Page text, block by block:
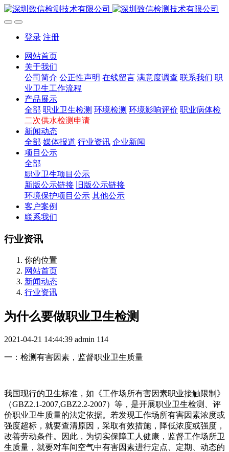
登录 注册
网站首页
关于我们
公司简介 公正性声明 在线留言 满意度调查 联系我们 职
业卫生工作流程
产品展示
全部 职业卫生检测 环境检测 环境影响评价 职业病体检
二次供水检测申请
新闻动态
全部 媒体报道 行业资讯 企业新闻
项目公示
全部
职业卫生项目公示
新版公示链接
旧版公示链接
环境保护项目公示 其他公示
客户案例
联系我们
行业资讯
你的位置
网站首页
新闻动态
行业资讯
为什么要做职业卫生检测
2021-04-21 14:44:39 admin 114
一：检测有害因素，监督职业卫生质量
我国现行的卫生标准，如《工作场所有害因素职业接触限制》
（GBZ2.1-2007,GBZ2.2-2007）等，是开展职业卫生检测、评
价职业卫生质量的法定依据。若发现工作场所有害因素浓度或
强度超标，就要查清原因，采取有效措施，降低浓度或强度，
改善劳动条件。因此，为切实保障工人健康，监督工作场所卫
生质量，就要对车间空气中有害因素进行定点、定期、动态的